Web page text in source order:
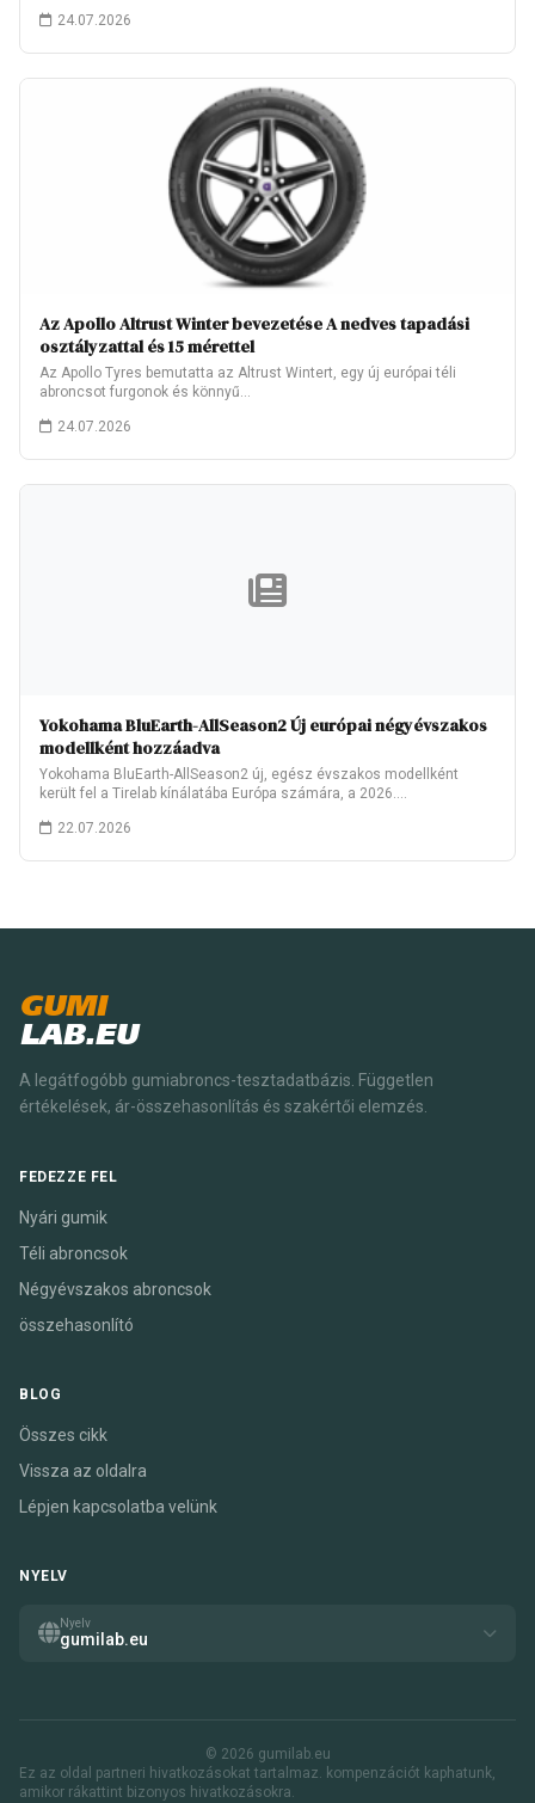
24.07.2026
Az Apollo Altrust Winter bevezetése A nedves tapadási
osztályzattal és 15 mérettel
Az Apollo Tyres bemutatta az Altrust Wintert, egy új európai téli
abroncsot furgonok és könnyű…
24.07.2026
Yokohama BluEarth-AllSeason2 Új európai négyévszakos
modellként hozzáadva
Yokohama BluEarth-AllSeason2 új, egész évszakos modellként
került fel a Tirelab kínálatába Európa számára, a 2026.…
22.07.2026
GUMI
LAB.EU
A legátfogóbb gumiabroncs-tesztadatbázis. Független
értékelések, ár-összehasonlítás és szakértői elemzés.
FEDEZZE FEL
Nyári gumik
Téli abroncsok
Négyévszakos abroncsok
összehasonlító
BLOG
Összes cikk
Vissza az oldalra
Lépjen kapcsolatba velünk
NYELV
Nyelv
gumilab.eu
© 2026 gumilab.eu
Ez az oldal partneri hivatkozásokat tartalmaz. kompenzációt kaphatunk,
amikor rákattint bizonyos hivatkozásokra.